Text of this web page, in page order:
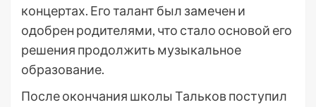
концертах. Его талант был замечен и
одобрен родителями, что стало основой его
решения продолжить музыкальное
образование.
После окончания школы Тальков поступил